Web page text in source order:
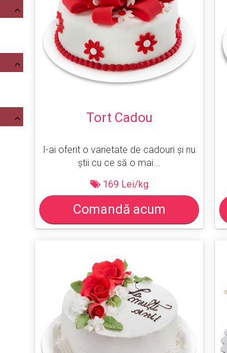
Tort Cadou
I-ai oferit o varietate de cadouri și nu
știi cu ce să o mai...
169 Lei/kg
Comandă acum